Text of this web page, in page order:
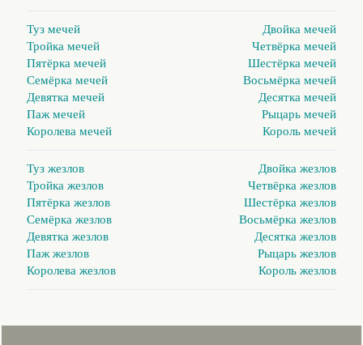
Туз мечей
Двойка мечей
Тройка мечей
Четвёрка мечей
Пятёрка мечей
Шестёрка мечей
Семёрка мечей
Восьмёрка мечей
Девятка мечей
Десятка мечей
Паж мечей
Рыцарь мечей
Королева мечей
Король мечей
Туз жезлов
Двойка жезлов
Тройка жезлов
Четвёрка жезлов
Пятёрка жезлов
Шестёрка жезлов
Семёрка жезлов
Восьмёрка жезлов
Девятка жезлов
Десятка жезлов
Паж жезлов
Рыцарь жезлов
Королева жезлов
Король жезлов